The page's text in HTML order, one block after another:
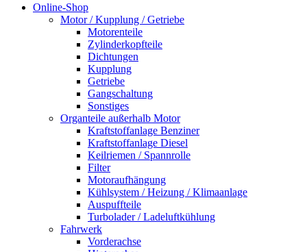
Online-Shop
Motor / Kupplung / Getriebe
Motorenteile
Zylinderkopfteile
Dichtungen
Kupplung
Getriebe
Gangschaltung
Sonstiges
Organteile außerhalb Motor
Kraftstoffanlage Benziner
Kraftstoffanlage Diesel
Keilriemen / Spannrolle
Filter
Motoraufhängung
Kühlsystem / Heizung / Klimaanlage
Auspuffteile
Turbolader / Ladeluftkühlung
Fahrwerk
Vorderachse